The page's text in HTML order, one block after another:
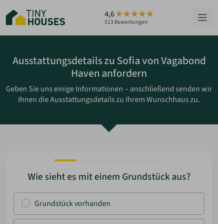
Hauptinhalt
springen
4,6
513 Bewertungen
HÄUSER
GRUNDSTÜCKE
RATGEBER
ZUM HAUS-FINDER
Ausstattungsdetails zu Sofia von Vagabond
Haven anfordern
Geben Sie uns einige Informationen – anschließend senden wir
Ihnen die Ausstattungsdetails zu Ihrem Wunschhaus zu.
Wie sieht es mit einem Grundstück aus?
Grundstück vorhanden